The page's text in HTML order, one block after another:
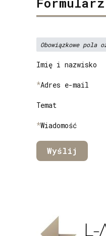
Obowiązkowe pola
Imię i nazwisko
*Adres e-mail
Temat
*Wiadomość
Wyślij